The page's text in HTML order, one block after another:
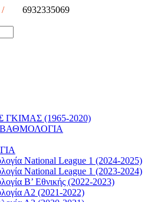
/ 6932335069
(1965-2020)
National League 1 (2024-2025)
National League 1 (2023-2024)
Β’ Εθνικής (2022-2023)
Α2 (2021-2022)